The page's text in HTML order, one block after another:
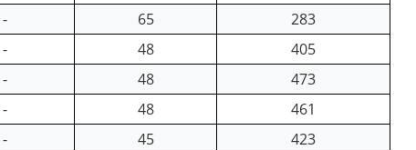
- 65
283
- 48
405
- 48
473
- 48
461
- 45
423